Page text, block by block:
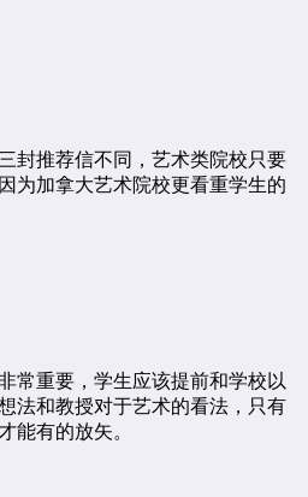
封推荐信不同，艺术类院校只要
为加拿大艺术院校更看重学生的
常重要，学生应该提前和学校以
法和教授对于艺术的看法，只有
能有的放矢。